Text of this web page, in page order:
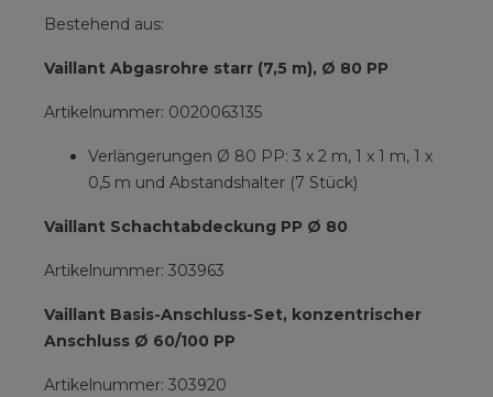
Bestehend aus:
Vaillant Abgasrohre starr (7,5 m), Ø 80 PP
Artikelnummer: 0020063135
Verlängerungen Ø 80 PP: 3 x 2 m, 1 x 1 m, 1 x
0,5 m und Abstandshalter (7 Stück)
Vaillant Schachtabdeckung PP Ø 80
Artikelnummer: 303963
Vaillant Basis-Anschluss-Set, konzentrischer
Anschluss Ø 60/100 PP
Artikelnummer: 303920